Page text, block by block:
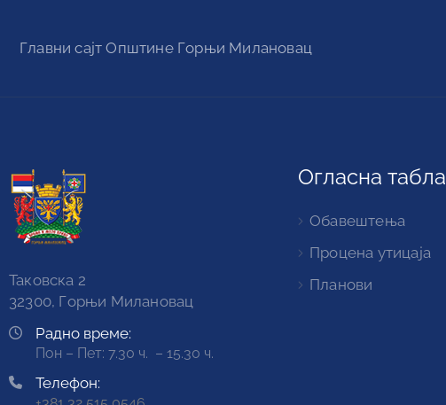
Главни сајт Oпштине Горњи Милановац
Таковска 2
32300, Горњи Милановац
Радно време:
Пон – Пет: 7.30 ч. – 15.30 ч.
Телефон:
Огласна табла
Обавештења
Процена утицаја
Планови